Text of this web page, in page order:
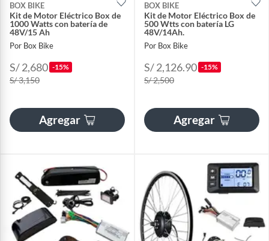
BOX BIKE
Kit de Motor Eléctrico Box de
1000 Watts con batería de
48V/15 Ah
Por Box Bike
S/ 2,680 -15%
S/ 3,150
Agregar
BOX BIKE
Kit de Motor Eléctrico Box de
500 Wtts con batería LG
48V/14Ah.
Por Box Bike
S/ 2,126.90 -15%
S/ 2,500
Agregar